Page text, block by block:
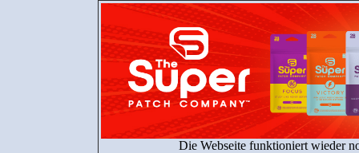
Die Webseite funktioniert wieder